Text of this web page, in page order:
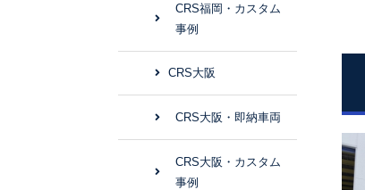
CRS福岡・カスタム
事例
CRS大阪
CRS大阪・即納車両
CRS大阪・カスタム
事例